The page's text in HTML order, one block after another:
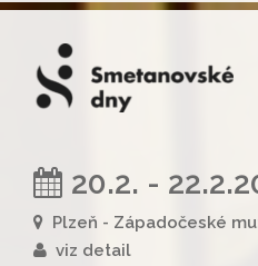
20.2. -
Plzeň - Západočeské
viz detail